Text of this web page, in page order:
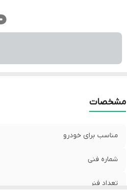
مشخصات
مناسب برای خودرو
شماره فنی
تعداد فنر